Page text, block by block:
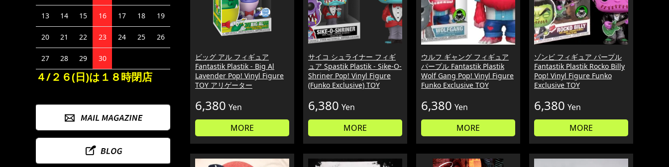
13 14 15 16 17 18 19
20 21 22 23 24 25 26
27 28 29 30
４/２６(日)は１８時閉店
ビッグ アル フィギュア
Fantastik Plastik - Big Al
Lavender Pop! Vinyl Figure
TOY アリゲーター
6,380 Yen
MORE
サイコ シュライナー フィギ
ュア Spastik Plastik - Sike-O-
Shriner Pop! Vinyl Figure
(Funko Exclusive) TOY
6,380 Yen
MORE
ウルフ ギャング フィギュア
パープル Fantastik Plastik
Wolf Gang Pop! Vinyl Figure
Funko Exclusive TOY
6,380 Yen
MORE
ゾンビ フィギュア パープル
Fantastik Plastik Rocko Billy
Pop! Vinyl Figure Funko
Exclusive TOY
6,380 Yen
MORE